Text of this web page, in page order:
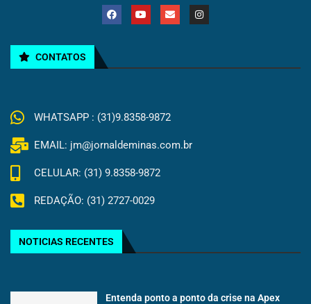
CONTATOS
WHATSAPP : (31)9.8358-9872
EMAIL: jm@jornaldeminas.com.br
CELULAR: (31) 9.8358-9872
REDAÇÃO: (31) 2727-0029
NOTICIAS RECENTES
Entenda ponto a ponto da crise na Apex